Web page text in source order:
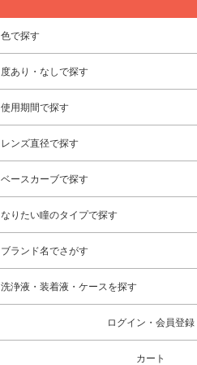
色で探す
度あり・なしで探す
使用期間で探す
レンズ直径で探す
ベースカーブで探す
なりたい瞳のタイプで探す
ブランド名でさがす
洗浄液・装着液・ケースを探す
ログイン・会員登録
カート